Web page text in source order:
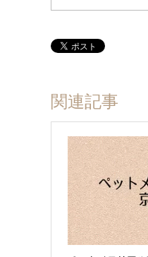
関連記事